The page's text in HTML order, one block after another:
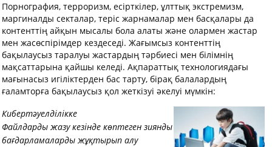
Порнография, терроризм, есірткілер, ұлттық экстремизм,
маргиналды секталар, теріс жарнамалар мен басқалары да
контенттің айқын мысалы бола алаты және олармен жастар
мен жасөспірімдер кездеседі. Жағымсыз контенттiң
бақылаусыз таралуы жастардың тәрбиесi мен бiлiмнiң
мақсаттарына қайшы келедi. Ақпараттық технологиядағы
мағынасыз игiлiктерден бас тарту, бiрақ балалардың
ғаламторға бақылаусыз қол жеткiзуі әкелуі мүмкiн:
Кибертәуелділікке
Файлдарды жазу кезінде көптеген зиянды
бағдарламаларды жұқтырып алу